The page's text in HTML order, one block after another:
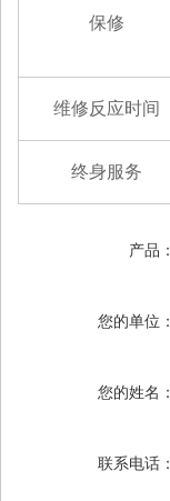
保修
维修反应时间
终身服务
产品：
您的单位：
您的姓名：
联系电话：